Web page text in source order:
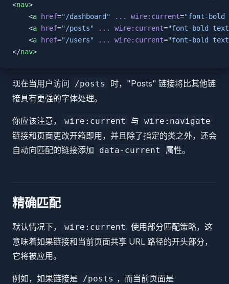
<nav>
    <
a href="/dashboard" ... wire:current="font-bold
    <
a href="/posts" ... wire:current="font-bold
    <
a href="/users" ... wire:current="font-bold
</nav>
现在当用户访问 /posts
时，"Posts" 链接将比其他链
接具有更强的字体处理。
你应该注意， wire:current 与 wire:navigate
链接和页面更改开箱即用，并且除了指定的类之外，还会
自动向匹配的链接添加
data-current 属性。
精确匹配
默认情况下， wire:current
使用部分匹配策略，这
意味着如果链接和当前页面共享 URL 路径的开头部分，
它将被应用。
例如，如果链接是 /posts ，而当前页面是